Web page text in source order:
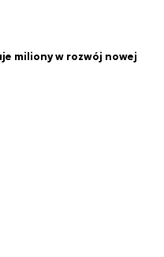
miliony w rozwój nowej